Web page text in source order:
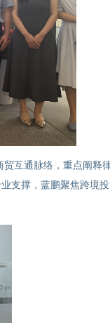
互通脉络，重点阐释
支撑，蓝鹏聚焦跨境